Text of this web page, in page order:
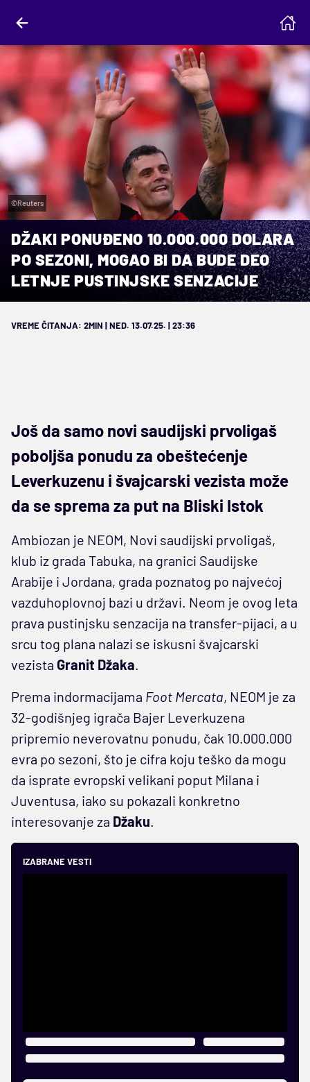
©Reuters
DŽAKI PONUĐENO 10.000.000 DOLARA
PO SEZONI, MOGAO BI DA BUDE DEO
LETNJE PUSTINJSKE SENZACIJE
VREME ČITANJA: 2MIN | NED. 13.07.25. | 23:36
Još da samo novi saudijski prvoligaš
poboljša ponudu za obeštećenje
Leverkuzenu i švajcarski vezista može
da se sprema za put na Bliski Istok
Ambiozan je NEOM, Novi saudijski prvoligaš,
klub iz grada Tabuka, na granici Saudijske
Arabije i Jordana, grada poznatog po najvećoj
vazduhoplovnoj bazi u državi. Neom je ovog leta
prava pustinjsku senzacija na transfer-pijaci, a u
srcu tog plana nalazi se iskusni švajcarski
vezista Granit Džaka.
Prema indormacijama Foot Mercata, NEOM je za
32-godišnjeg igrača Bajer Leverkuzena
pripremio neverovatnu ponudu, čak 10.000.000
evra po sezoni, što je cifra koju teško da mogu
da isprate evropski velikani poput Milana i
Juventusa, iako su pokazali konkretno
interesovanje za Džaku.
IZABRANE VESTI